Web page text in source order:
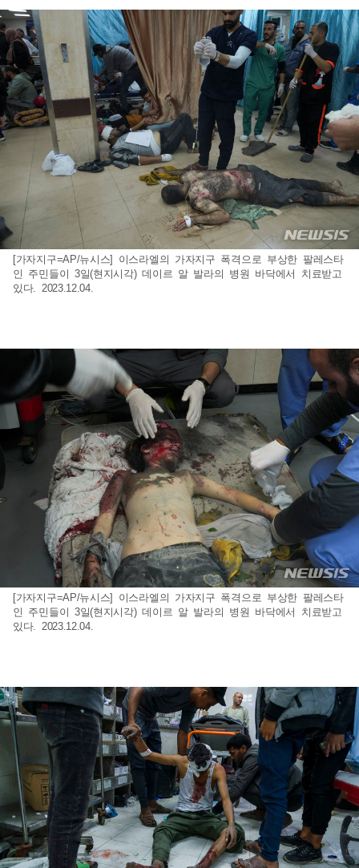
[가자지구=AP/뉴시스] 이스라엘의 가자지구 폭격으로 부상한 팔레스타
인 주민들이 3일(현지시각) 데이르 알 발라의 병원 바닥에서 치료받고
있다. 2023.12.04.
[가자지구=AP/뉴시스] 이스라엘의 가자지구 폭격으로 부상한 팔레스타
인 주민들이 3일(현지시각) 데이르 알 발라의 병원 바닥에서 치료받고
있다. 2023.12.04.